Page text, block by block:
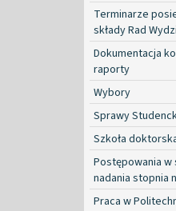
Terminarze
składy Rad
Dokumentacja
raporty
Wybory
Sprawy
Szkoła
Postępowania w
nadania stopnia
Praca w